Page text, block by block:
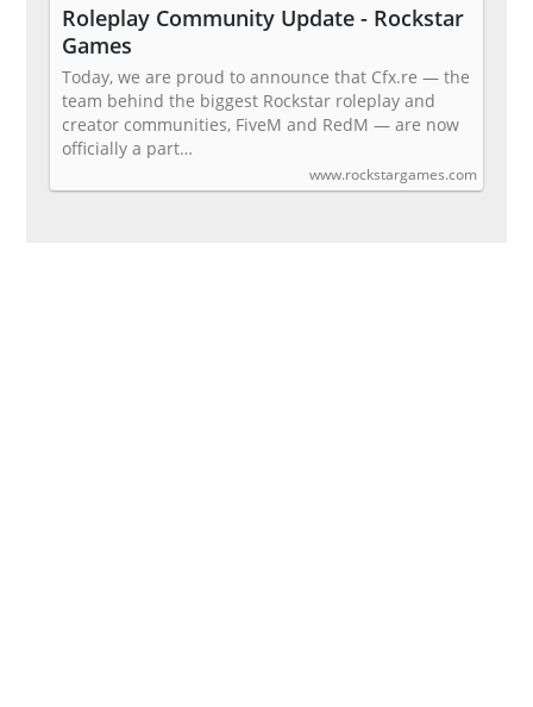
Roleplay Community Update - Rockstar
Games
Today, we are proud to announce that Cfx.re — the
team behind the biggest Rockstar roleplay and
creator communities, FiveM and RedM — are now
officially a part…
www.rockstargames.com